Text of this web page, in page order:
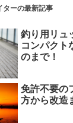
ターの最新記事
釣り用リュ
コンパクト
のまで！
免許不要の
方から改造